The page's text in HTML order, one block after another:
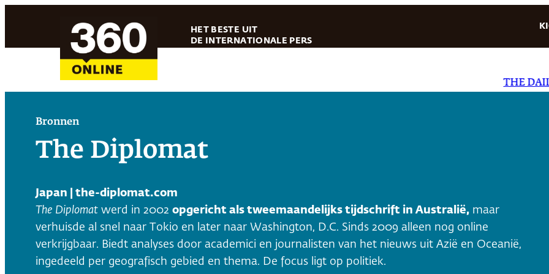
HET BESTE UIT
DE INTERNATIONALE PERS
THE DAILY
Bronnen
The Diplomat
Japan | the-diplomat.com
The Diplomat werd in 2002 opgericht als tweemaandelijks tijdschrift in Australië, maar
verhuisde al snel naar Tokio en later naar Washington, D.C. Sinds 2009 alleen nog online
verkrijgbaar. Biedt analyses door academici en journalisten van het nieuws uit Azië en Oceanië,
ingedeeld per geografisch gebied en thema. De focus ligt op politiek.